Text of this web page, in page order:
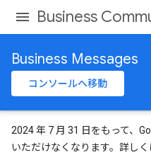
Business
Business Messages
コンソールへ移動
2024 年 7 月 31 日をもって、
いただけなくなります。詳しく